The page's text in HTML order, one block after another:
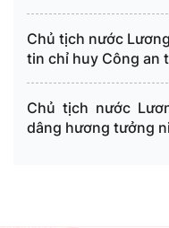
Chủ tịch nước
tin chỉ huy Công an
Chủ tịch nước
dâng hương tưởng